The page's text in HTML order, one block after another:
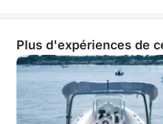
Plus d'expériences de